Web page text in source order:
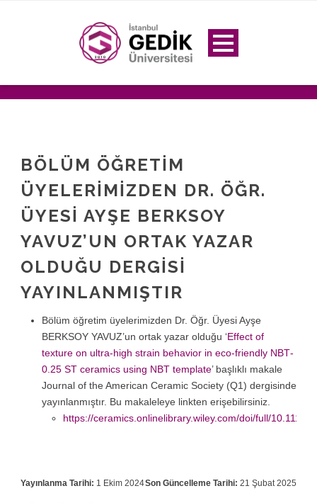
BÖLÜM ÖĞRETIM
ÜYELERIMIZDEN DR. ÖĞR.
ÜYESI AYŞE BERKSOY
YAVUZ’UN ORTAK YAZAR
OLDUĞU DERGISI
YAYINLANMIŞTIR
Bölüm öğretim üyelerimizden Dr. Öğr. Üyesi Ayşe
BERKSOY YAVUZ’un ortak yazar olduğu ‘Effect of
texture on ultra‐high strain behavior in eco‐friendly NBT‐
0.25 ST ceramics using NBT template’ başlıklı makale
Journal of the American Ceramic Society (Q1) dergisinde
yayınlanmıştır. Bu makaleleye linkten erişebilirsiniz.
https://ceramics.onlinelibrary.wiley.com/doi/full/10.1111/
Yayınlanma Tarihi: 1 Ekim 2024Son Güncelleme Tarihi: 21 Şubat 2025